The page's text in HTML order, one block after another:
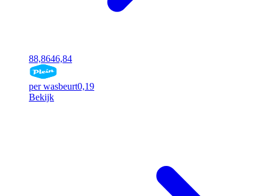
88,8646,84
per wasbeurt0,19
Bekijk